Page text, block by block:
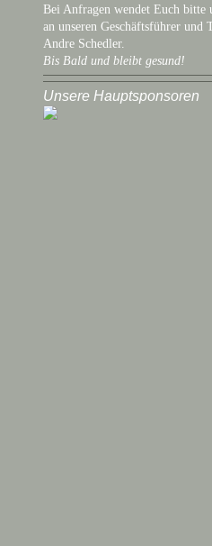
Bei Anfragen wendet Euch bitte
an unseren Geschäftsführer und
Andre Schedler.
Bis Bald und bleibt gesund!
Unsere Hauptsponsoren